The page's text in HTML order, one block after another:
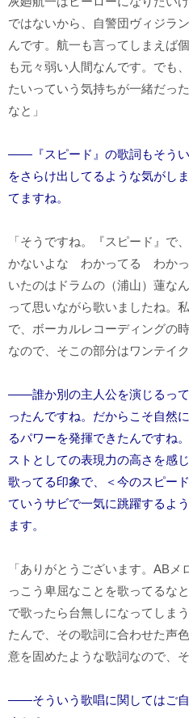
ではないから、自警団ヴィジラ
んです。航一も言ってしまえば
も元々弱い人間なんです。でも
たいっていう気持ちが一緒だっ
なと」
――『スピード』の歌詞もそう
をさらけ出してるような気がし
てますね。
「そうですね。『スピード』で
かないよな わかってる わかっ
いたのはドラムの（浦山）蓮な
って思いながら歌いましたね。
で、ボーカルレコーディングの
なので、そこの部分はワンテイ
――誰か別の主人公を演じるっ
ったんですね。だからこそ自然
るパワーを発揮できたんですね
ストとしての表現力の高さを感
歌ってる印象で、＜今のスピー
ていうサビで一気に跳躍するよ
ます。
「ありがとうございます。AB
っこう卑屈なことを歌ってるな
で歌ったら台無しになってしま
たんで、その歌詞に合わせた声
意を固めたような歌詞なので、
――そういう歌唱に関してはご